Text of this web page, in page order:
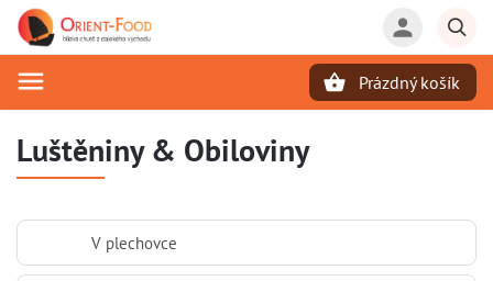
Prázdný košík
Luštěniny & Obiloviny
V plechovce